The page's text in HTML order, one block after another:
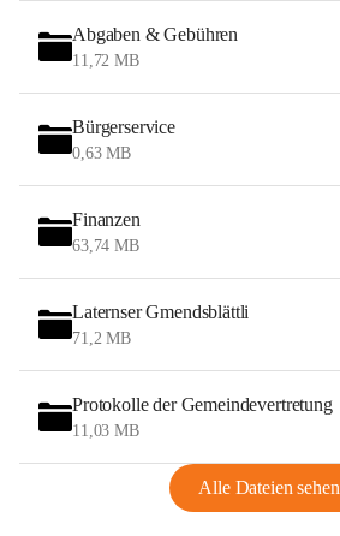
Abgaben & Gebühren
11,72 MB
Bürgerservice
0,63 MB
Finanzen
63,74 MB
Laternser Gmendsblättli
71,2 MB
Protokolle der Gemeindevertretung
11,03 MB
Alle Dateien sehen